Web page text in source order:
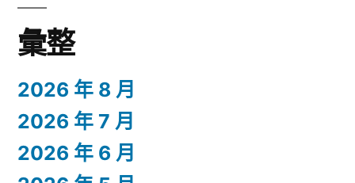
彙整
2026 年 8 月
2026 年 7 月
2026 年 6 月